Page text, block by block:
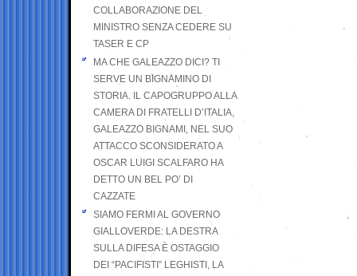
COLLABORAZIONE DEL
MINISTRO SENZA CEDERE SU
TASER E CP
MA CHE GALEAZZO DICI? TI
SERVE UN BIGNAMINO DI
STORIA. IL CAPOGRUPPO ALLA
CAMERA DI FRATELLI D’ITALIA,
GALEAZZO BIGNAMI, NEL SUO
ATTACCO SCONSIDERATO A
OSCAR LUIGI SCALFARO HA
DETTO UN BEL PO’ DI
CAZZATE
SIAMO FERMI AL GOVERNO
GIALLOVERDE: LA DESTRA
SULLA DIFESA È OSTAGGIO
DEI “PACIFISTI” LEGHISTI, LA